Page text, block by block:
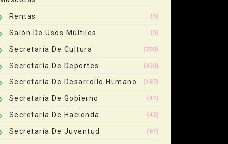
Rentas (5)
Salón De Usos Múltiles (5)
Secretaría De Cultura (203)
Secretaría De Deportes (433)
Secretaría De Desarrollo Humano (187)
Secretaría De Gobierno (47)
Secretaría De Hacienda (42)
Secretaría De Juventud (87)